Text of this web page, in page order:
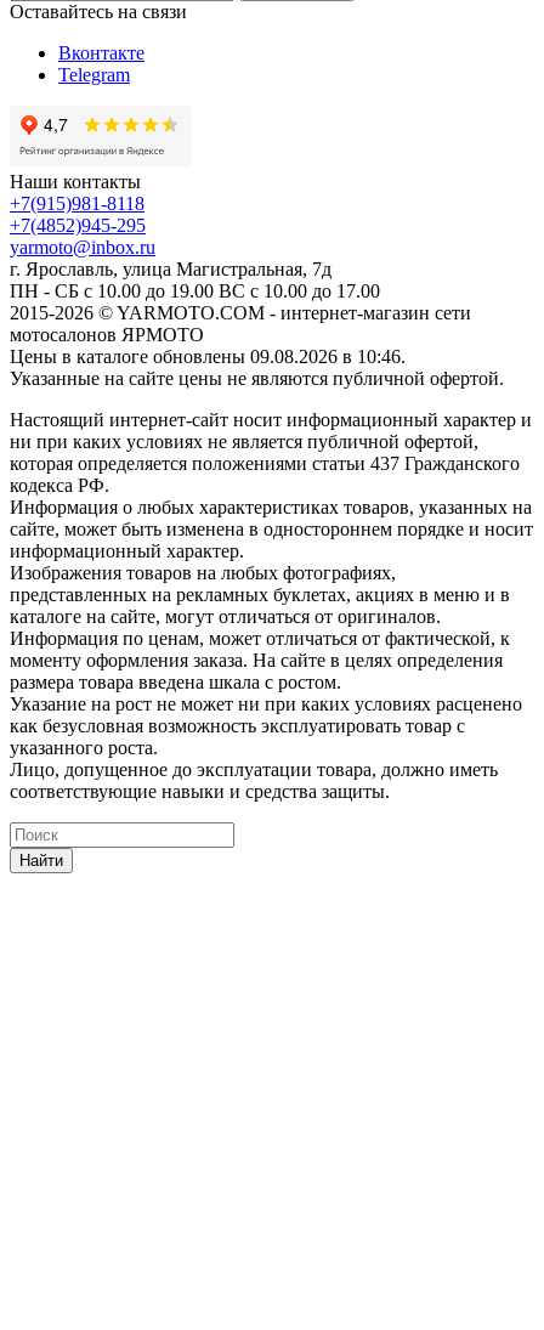
Оставайтесь на связи
Вконтакте
Telegram
Наши контакты
+7(915)981-8118
+7(4852)945-295
yarmoto@inbox.ru
г. Ярославль, улица Магистральная, 7д
ПН - СБ с 10.00 до 19.00 ВС с 10.00 до 17.00
2015-2026 © YARMOTO.COM - интернет-магазин сети
мотосалонов ЯРМОТО
Цены в каталоге обновлены 09.08.2026 в 10:46.
Указанные на сайте цены не являются публичной офертой.
Настоящий интернет-сайт носит информационный характер и
ни при каких условиях не является публичной офертой,
которая определяется положениями статьи 437 Гражданского
кодекса РФ.
Информация о любых характеристиках товаров, указанных на
сайте, может быть изменена в одностороннем порядке и носит
информационный характер.
Изображения товаров на любых фотографиях,
представленных на рекламных буклетах, акциях в меню и в
каталоге на сайте, могут отличаться от оригиналов.
Информация по ценам, может отличаться от фактической, к
моменту оформления заказа. На сайте в целях определения
размера товара введена шкала с ростом.
Указание на рост не может ни при каких условиях расценено
как безусловная возможность эксплуатировать товар с
указанного роста.
Лицо, допущенное до эксплуатации товара, должно иметь
соответствующие навыки и средства защиты.
Найти